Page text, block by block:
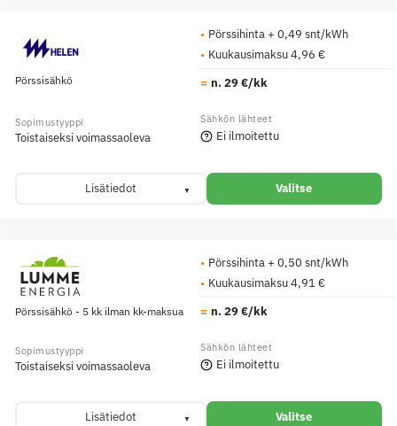
Pörssisähkö
Pörssihinta + 0,49 snt/kWh
Kuukausimaksu 4,96 €
n. 29 €/kk
Toistaiseksi voimassaoleva Ei ilmoitettu
Lisätiedot Valitse
Pörssisähkö - 5 kk ilman kk-maksua
Pörssihinta + 0,50 snt/kWh
Kuukausimaksu 4,91 €
n. 29 €/kk
Toistaiseksi voimassaoleva Ei ilmoitettu
Lisätiedot Valitse